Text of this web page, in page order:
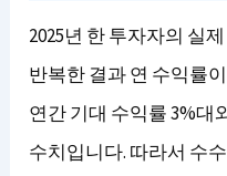
2025년 한 투자자의 실
반복한 결과 연 수익률
연간 기대 수익률 3%대
수치입니다. 따라서 수